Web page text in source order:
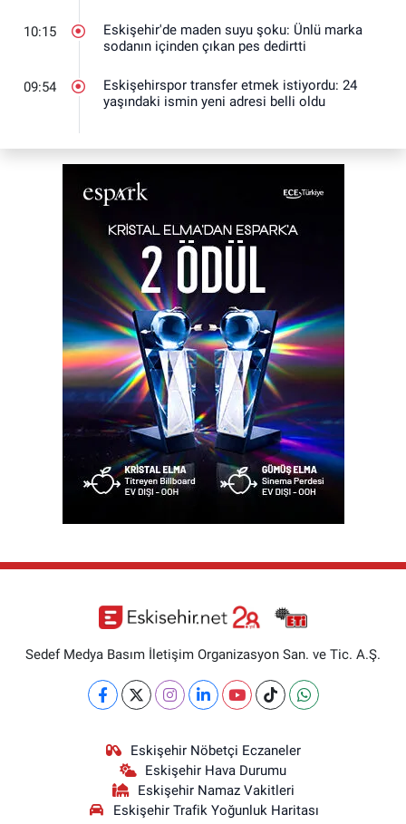
10:15
Eskişehir'de maden suyu şoku: Ünlü marka
sodanın içinden çıkan pes dedirtti
09:54
Eskişehirspor transfer etmek istiyordu: 24
yaşındaki ismin yeni adresi belli oldu
Sedef Medya Basım İletişim Organizasyon San. ve Tic. A.Ş.
Eskişehir Nöbetçi Eczaneler
Eskişehir Hava Durumu
Eskişehir Namaz Vakitleri
Eskişehir Trafik Yoğunluk Haritası